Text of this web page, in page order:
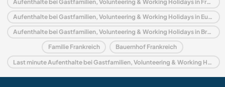
Aufenthalte bei Gastfamilien, Volunteering & Working Holidays in Frankreich
Aufenthalte bei Gastfamilien, Volunteering & Working Holidays in Europa
Aufenthalte bei Gastfamilien, Volunteering & Working Holidays in Bretagne
Familie Frankreich Bauernhof Frankreich
Last minute Aufenthalte bei Gastfamilien, Volunteering & Working Holidays in Frankreich